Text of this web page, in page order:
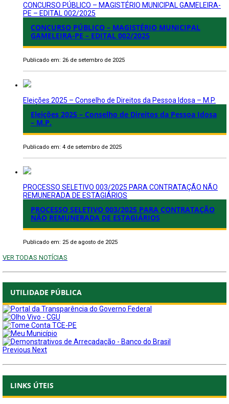
CONCURSO PÚBLICO – MAGISTÉRIO MUNICIPAL GAMELEIRA-
PE – EDITAL 002/2025
CONCURSO PÚBLICO – MAGISTÉRIO MUNICIPAL
GAMELEIRA-PE – EDITAL 002/2025
Publicado em: 26 de setembro de 2025
Eleições 2025 – Conselho de Direitos da Pessoa Idosa – M.P.
Eleições 2025 – Conselho de Direitos da Pessoa Idosa
– M.P.
Publicado em: 4 de setembro de 2025
PROCESSO SELETIVO 003/2025 PARA CONTRATAÇÃO NÃO
REMUNERADA DE ESTAGIÁRIOS
PROCESSO SELETIVO 003/2025 PARA CONTRATAÇÃO
NÃO REMUNERADA DE ESTAGIÁRIOS
Publicado em: 25 de agosto de 2025
VER TODAS NOTÍCIAS
UTILIDADE PÚBLICA
Previous Next
LINKS ÚTEIS